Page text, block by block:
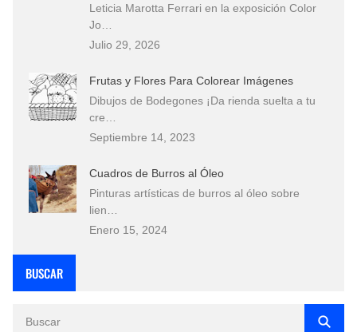
Leticia Marotta Ferrari en la exposición Color
Jo…
Julio 29, 2026
Frutas y Flores Para Colorear Imágenes
Dibujos de Bodegones ¡Da rienda suelta a tu
cre…
Septiembre 14, 2023
Cuadros de Burros al Óleo
Pinturas artísticas de burros al óleo sobre
lien…
Enero 15, 2024
BUSCAR